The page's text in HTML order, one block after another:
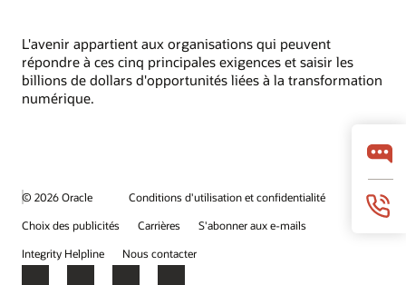
L'avenir appartient aux organisations qui peuvent
répondre à ces cinq principales exigences et saisir les
billions de dollars d'opportunités liées à la transformation
numérique.
© 2026 Oracle
Conditions d'utilisation et confidentialité
Choix des publicités
Carrières
S'abonner aux e-mails
Integrity Helpline
Nous contacter